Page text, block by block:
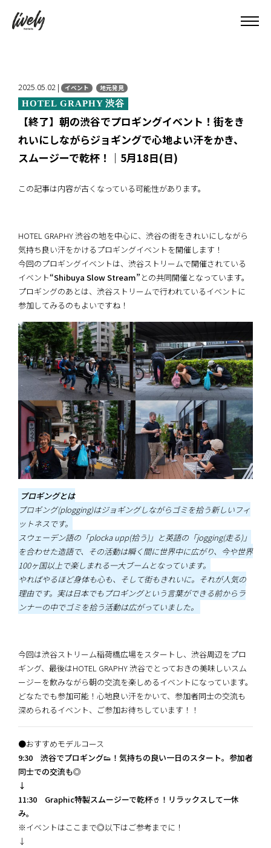
2025.05.02 | イベント 地元発見
HOTEL GRAPHY 渋谷
【終了】朝の渋谷でプロギングイベント！街をき
れいにしながらジョギングで心地よい汗をかき、
スムージーで乾杯！｜5月18日(日)
この記事は内容が古くなっている可能性があります。
HOTEL GRAPHY 渋谷の地を中心に、渋谷の街をきれいにしながら
気持ち良い汗をかけるプロギングイベントを開催します！
今回のプロギングイベントは、渋谷ストリームで開催されている
イベント“Shibuya Slow Stream” との共同開催となっています。
プロギングのあとは、渋谷ストリームで行われているイベントに
参加してみるのもよいですね！
プロギングとは
プロギング(plogging)はジョギングしながらゴミを拾う新しいフィ
ットネスです。
スウェーデン語の「plocka upp(拾う)」と英語の「jogging(走る)」
を合わせた造語で、その活動は瞬く間に世界中に広がり、今や世界
100ヶ国以上で楽しまれる一大ブームとなっています。
やればやるほど身体も心も、そして街もきれいに。それが人気の
理由です。実は日本でもプロギングという言葉ができる前からラ
ンナーの中でゴミを拾う活動は広がっていました。
今回は渋谷ストリーム稲荷橋広場をスタートし、渋谷周辺をプロ
ギング、最後はHOTEL GRAPHY 渋谷でとっておきの美味しいスム
ージーを飲みながら朝の交流を楽しめるイベントになっています。
どなたでも参加可能！心地良い汗をかいて、参加者同士の交流も
深められるイベント、ご参加お待ちしています！！
●おすすめモデルコース
9:30 渋谷でプロギング👟！気持ちの良い一日のスタート。参加者
同士での交流も◎
↓
11:30 Graphic特製スムージーで乾杯🥤！リラックスして一休
み。
※イベントはここまで◎以下はご参考までに！
↓